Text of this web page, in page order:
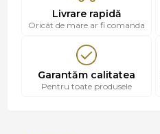
Livrare rapidă
Oricât de mare ar fi comanda
Garantăm calitatea
Pentru toate produsele